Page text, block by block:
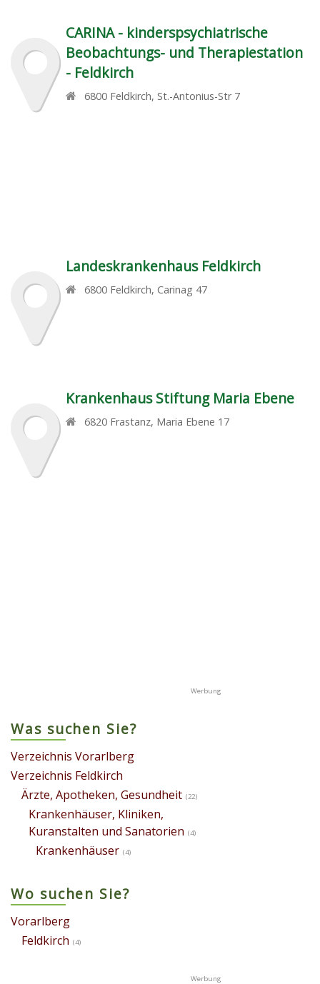
CARINA - kinderspsychiatrische
Beobachtungs- und Therapiestation
- Feldkirch
6800 Feldkirch, St.-Antonius-Str 7
Landeskrankenhaus Feldkirch
6800 Feldkirch, Carinag 47
Krankenhaus Stiftung Maria Ebene
6820 Frastanz, Maria Ebene 17
Was suchen Sie?
Verzeichnis Vorarlberg
Verzeichnis Feldkirch
Ärzte, Apotheken, Gesundheit (22)
Krankenhäuser, Kliniken,
Kuranstalten und Sanatorien (4)
Krankenhäuser (4)
Wo suchen Sie?
Vorarlberg
Feldkirch (4)